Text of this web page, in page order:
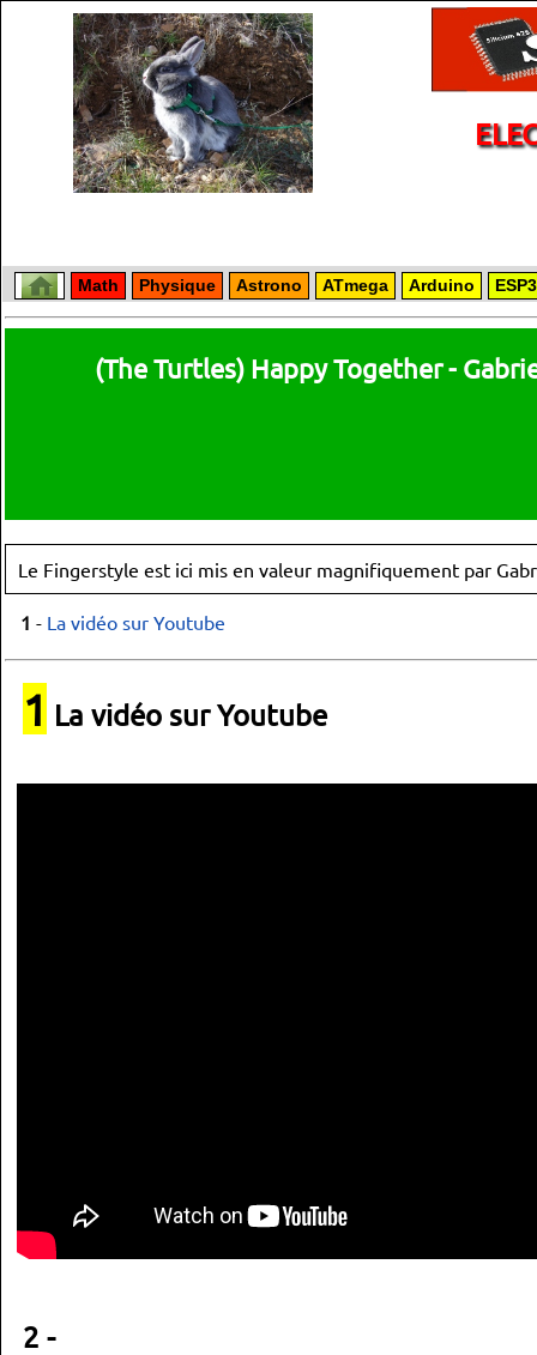
Math Physique Astrono ATmega Arduino
(The Turtles) Happy Together -
Le Fingerstyle est ici mis en valeur magnifiquement par
1 - La vidéo sur Youtube
1 La vidéo sur Youtube
2 -